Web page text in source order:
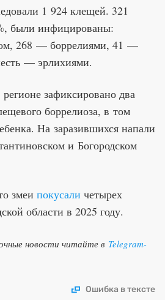
1 924 клещей. 321
были инфицированы:
268 — боррелиями, 41 —
— эрлихиями.
зафиксировано два
боррелиоза, в том
На заразившихся напали
и Богородском
змеи покусали четырех
области в 2025 году.
новости читайте в Telegram-
Ошибка в тексте